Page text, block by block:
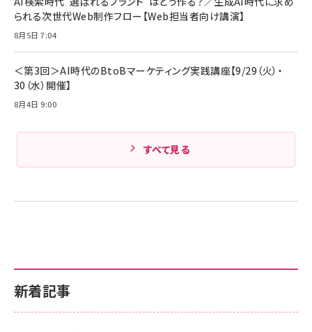
Amazonランキングをもっと見る
17 / 16 / 15 / Galaxy iPad Pro MacBook
Pro/Air 各種対応 (1.8m ミッドナイトブラック)
￥1,890
新着記事
られる次世代Web制作フロー【Web担当者向け講演】
8月5日 7:04
＜第3回＞AI時代のBtoBマーケティング実践講座【9/29（火）・
30（水）開催】
8月4日 9:00
すべて見る